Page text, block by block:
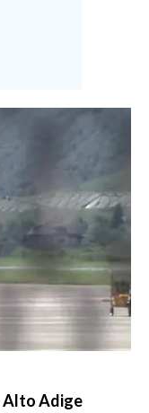
Alto Adige